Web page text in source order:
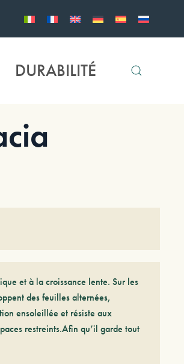
DURABILITÉ
et à la croissance lente. Sur les
des feuilles alternées,
ensoleillée et résiste aux
restreints.Afin qu’il garde tout